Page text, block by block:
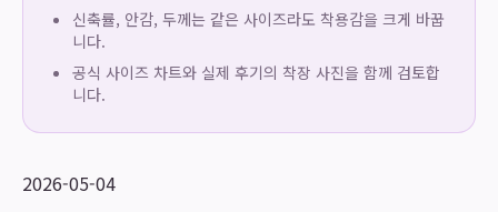
신축률, 안감, 두께는 같은 사이즈라도 착용감을 크게 바꿉
니다.
공식 사이즈 차트와 실제 후기의 착장 사진을 함께 검토합
니다.
2026-05-04